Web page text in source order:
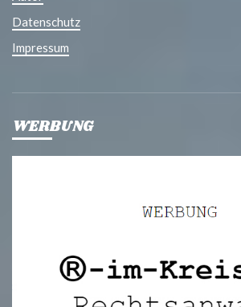
Datenschutz
Impressum
WERBUNG